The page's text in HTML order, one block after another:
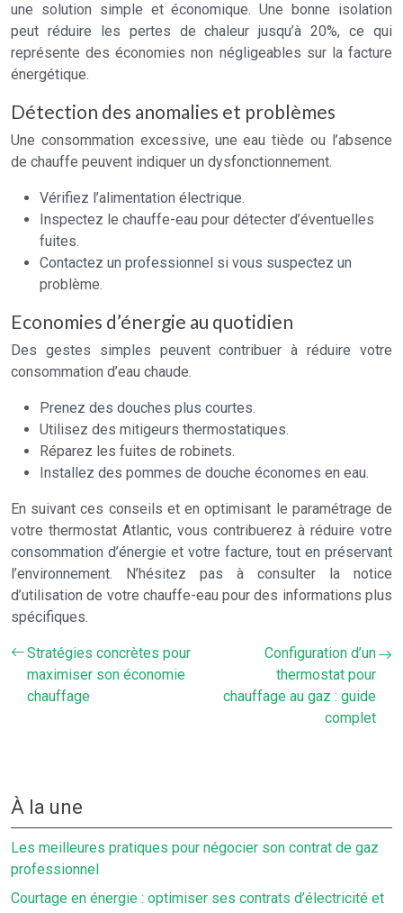
une solution simple et économique. Une bonne isolation
peut réduire les pertes de chaleur jusqu’à 20%, ce qui
représente des économies non négligeables sur la facture
énergétique.
Détection des anomalies et problèmes
Une consommation excessive, une eau tiède ou l’absence
de chauffe peuvent indiquer un dysfonctionnement.
Vérifiez l’alimentation électrique.
Inspectez le chauffe-eau pour détecter d’éventuelles
fuites.
Contactez un professionnel si vous suspectez un
problème.
Economies d’énergie au quotidien
Des gestes simples peuvent contribuer à réduire votre
consommation d’eau chaude.
Prenez des douches plus courtes.
Utilisez des mitigeurs thermostatiques.
Réparez les fuites de robinets.
Installez des pommes de douche économes en eau.
En suivant ces conseils et en optimisant le paramétrage de
votre thermostat Atlantic, vous contribuerez à réduire votre
consommation d’énergie et votre facture, tout en préservant
l’environnement. N’hésitez pas à consulter la notice
d’utilisation de votre chauffe-eau pour des informations plus
spécifiques.
Stratégies concrètes pour
maximiser son économie
chauffage
Configuration d’un
thermostat pour
chauffage au gaz : guide
complet
À la une
Les meilleures pratiques pour négocier son contrat de gaz
professionnel
Courtage en énergie : optimiser ses contrats d’électricité et